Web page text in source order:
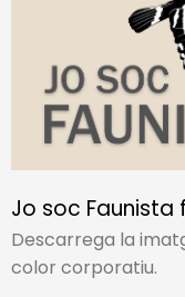
Jo soc Faunista
Descarrega la
color corporatiu.​